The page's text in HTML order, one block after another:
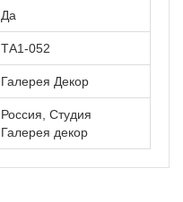
Да
ТА1-052
Галерея Декор
Россия, Студия
Галерея декор